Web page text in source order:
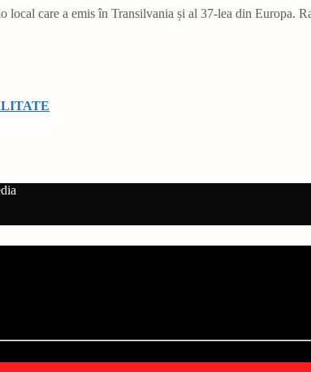
local care a emis în Transilvania și al 37-lea din Europa.